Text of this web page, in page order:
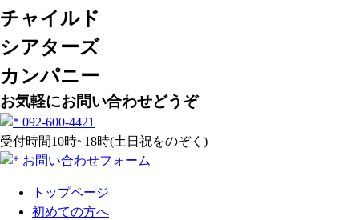
チャイルド
シアターズ
カンパニー
お気軽にお問い合わせどうぞ
092-600-4421
受付時間10時~18時(土日祝をのぞく)
お問い合わせフォーム
トップページ
初めての方へ